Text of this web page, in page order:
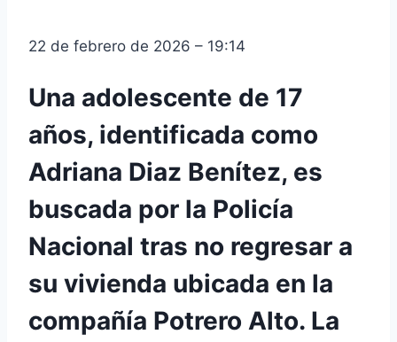
22 de febrero de 2026 – 19:14
Una adolescente de 17
años, identificada como
Adriana Diaz Benítez, es
buscada por la Policía
Nacional tras no regresar a
su vivienda ubicada en la
compañía Potrero Alto. La